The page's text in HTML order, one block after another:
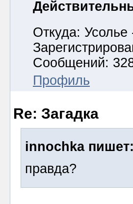
Откуда:
Сообщений:
Профиль
Re: Загадка
innochka пишет:
правда?